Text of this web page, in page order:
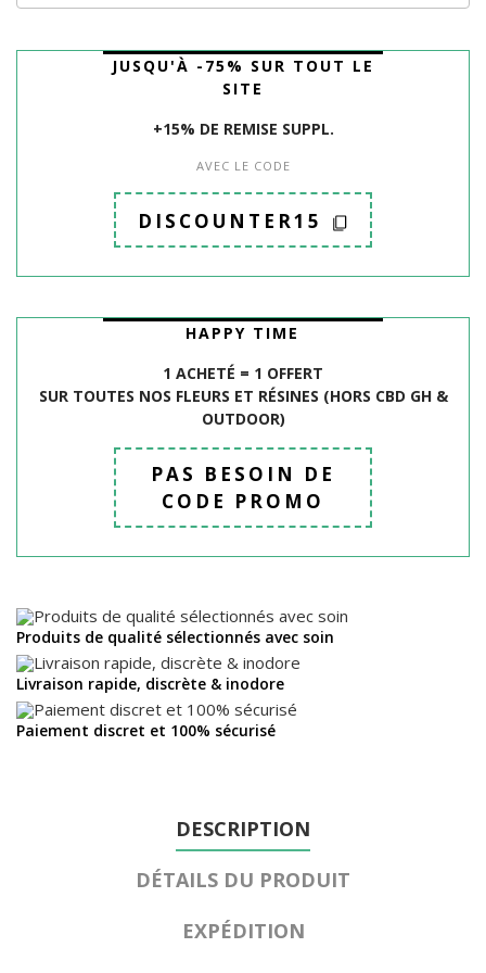
JUSQU'À -75% SUR TOUT LE
SITE
+15% DE REMISE SUPPL.
AVEC LE CODE
DISCOUNTER15
HAPPY TIME
1 ACHETÉ = 1 OFFERT
SUR TOUTES NOS FLEURS ET RÉSINES (HORS CBD GH &
OUTDOOR)
PAS BESOIN DE
CODE PROMO
Produits de qualité sélectionnés avec soin
Livraison rapide, discrète & inodore
Paiement discret et 100% sécurisé
DESCRIPTION
DÉTAILS DU PRODUIT
EXPÉDITION